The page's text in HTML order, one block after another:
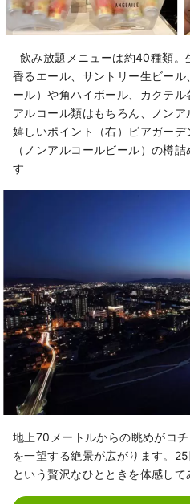
飲み放題メニューは約40種類。
香るエール、サントリー生ビー
ール）や角ハイボール、カクテ
アルコール類はもちろん、ノン
嬉しいポイント（右）ビアガー
（ノンアルコールビール）の樽
す
地上70メートルからの眺めがコ
を一望する絶景が広がります。
という贅沢なひとときを体感して